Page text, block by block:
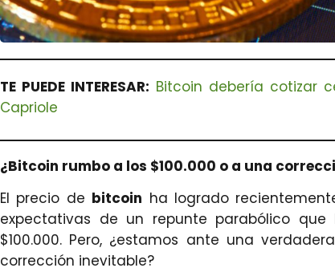
TE PUEDE INTERESAR: Bitcoin debería cotizar
Capriole
¿Bitcoin rumbo a los $100.000 o a una
El precio de bitcoin ha logrado
expectativas de un repunte parabólico
$100.000. Pero, ¿estamos ante una
corrección inevitable?